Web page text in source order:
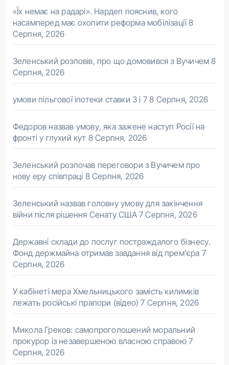
«Їх немає на радарі». Нардеп пояснив, кого
насамперед має охопити реформа мобілізації 8
Серпня, 2026
Зеленський розповів, про що домовився з Вучичем 8
Серпня, 2026
умови пільгової іпотеки ставки 3 і 7 8 Серпня, 2026
Федоров назвав умову, яка зажене наступ Росії на
фронті у глухий кут 8 Серпня, 2026
Зеленський розпочав переговори з Вучичем про
нову еру співпраці 8 Серпня, 2026
Зеленський назвав головну умову для закінчення
війни після рішення Сенату США 7 Серпня, 2026
Державні склади до послуг постраждалого бізнесу.
Фонд держмайна отримав завдання від прем’єра 7
Серпня, 2026
У кабінеті мера Хмельницького замість килимків
лежать російські прапори (відео) 7 Серпня, 2026
Микола Греков: самопроголошений моральний
прокурор із незавершеною власною справою 7
Серпня, 2026